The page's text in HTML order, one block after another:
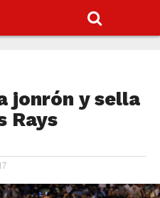
jonrón y sella
Rays